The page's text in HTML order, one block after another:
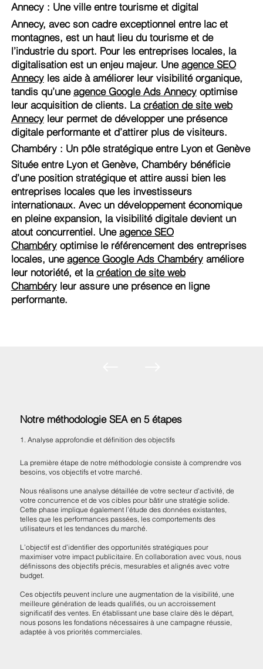
Annecy : Une ville entre tourisme et digital
Annecy, avec son cadre exceptionnel entre lac et
montagnes, est un haut lieu du tourisme et de
l’industrie du sport. Pour les entreprises locales, la
digitalisation est un enjeu majeur. Uneagence SEO
Annecyles aide à améliorer leur visibilité organique,
tandis qu’uneagence Google Ads Annecyoptimise
leur acquisition de clients. Lacréation de site web
Annecyleur permet de développer une présence
digitale performante et d’attirer plus de visiteurs.
Chambéry : Un pôle stratégique entre Lyon et Genève
Située entre Lyon et Genève, Chambéry bénéficie
d’une position stratégique et attire aussi bien les
entreprises locales que les investisseurs
internationaux. Avec un développement économique
en pleine expansion, la visibilité digitale devient un
atout concurrentiel. Uneagence SEO
Chambéryoptimise le référencement des entreprises
locales, uneagence Google Ads Chambéryaméliore
leur notoriété, et lacréation de site web
Chambéryleur assure une présence en ligne
performante.
Notre méthodologie SEA en 5 étapes
1. Analyse approfondie et définition des objectifs
La première étape de notre méthodologie consiste à comprendre vos
besoins, vos objectifs et votre marché.
Nous réalisons une analyse détaillée de votre secteur d’activité, de
votre concurrence et de vos cibles pour bâtir une stratégie solide.
Cette phase implique également l’étude des données existantes,
telles que les performances passées, les comportements des
utilisateurs et les tendances du marché.
L’objectif est d’identifier des opportunités stratégiques pour
maximiser votre impact publicitaire. En collaboration avec vous, nous
définissons des objectifs précis, mesurables et alignés avec votre
budget.
Ces objectifs peuvent inclure une augmentation de la visibilité, une
meilleure génération de leads qualifiés, ou un accroissement
significatif des ventes. En établissant une base claire dès le départ,
nous posons les fondations nécessaires à une campagne réussie,
adaptée à vos priorités commerciales.